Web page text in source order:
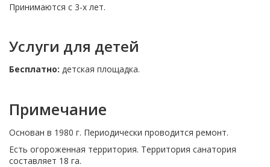
Принимаются c 3-х лет.
Услуги для детей
Бесплатно: детская площадка.
Примечание
Основан в 1980 г. Периодически проводится ремонт.
Есть огороженная территория. Территория санатория
составляет 18 га.